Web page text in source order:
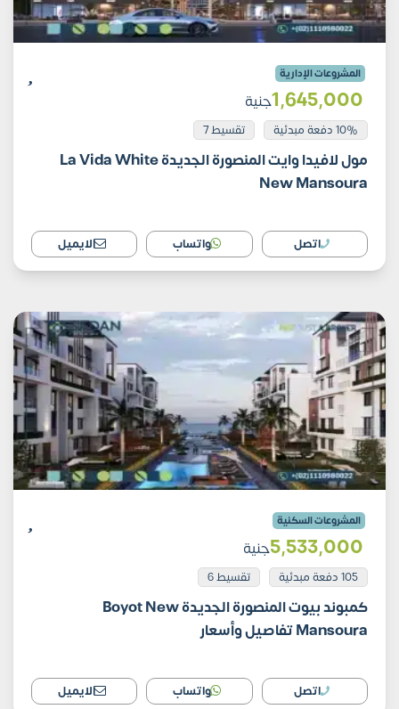
المشروعات الإدارية
1٬645٬000جنية
10% دفعة مبدئية تقسيط 7
مول لافيدا وايت المنصورة الجديدة La Vida White
New Mansoura
اتصل واتساب الايميل
المشروعات السكنية
5٬533٬000جنية
105 دفعة مبدئية تقسيط 6
كمبوند بيوت المنصورة الجديدة Boyot New
Mansoura تفاصيل وأسعار
اتصل واتساب الايميل